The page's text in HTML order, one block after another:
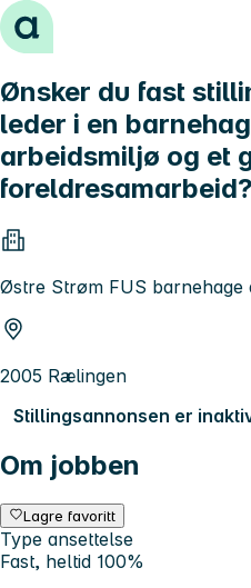
Hopp til innhold
Ønsker du fast
leder i en
arbeidsmiljø og et
foreldresamarbeid?
Østre Strøm FUS barnehage
2005 Rælingen
Stillingsannonsen er
Om jobben
Lagre favoritt
Type ansettelse
Fast, heltid 100%